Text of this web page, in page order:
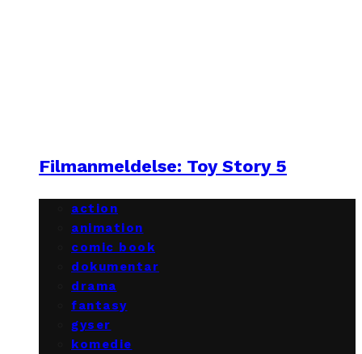
Filmanmeldelse: Toy Story 5
action
animation
comic book
dokumentar
drama
fantasy
gyser
komedie